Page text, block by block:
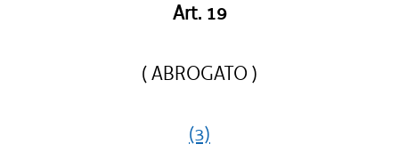
Art. 19
( ABROGATO )
(3)